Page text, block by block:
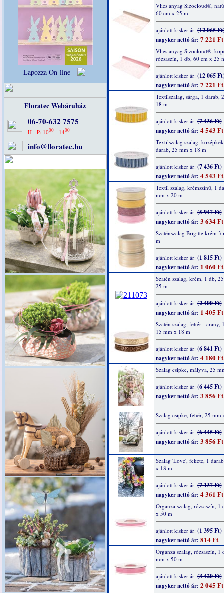
Lapozza On-line
Floratec Webáruház
06-70-632 7575
H - P: 1000 - 1400
info@floratec.hu
Vlies anyag Sizocloud®,
60 cm x 25 m
ajánlott kisker ár:(12 065
nagyker nettó ár: 7 221 Ft
Vlies anyag Sizocloud®,
rózsaszín, 1 db, 60 cm x 25
ajánlott kisker ár:(12 065
nagyker nettó ár: 7 221 Ft
Textilszalag, sárga, 1 darab,
18 m
ajánlott kisker ár:(7 436 Ft)
nagyker nettó ár: 4 543 Ft
Textilszalag szalag,
darab, 25 mm x 18 m
ajánlott kisker ár:(7 436 Ft)
nagyker nettó ár: 4 543 Ft
Textil szalag, krémszínű, 1
mm x 20 m
ajánlott kisker ár:(5 947 Ft)
nagyker nettó ár: 3 634 Ft
Szaténszalag Brigitte krém 3
m
ajánlott kisker ár:(1 815 Ft)
nagyker nettó ár: 1 060 Ft
Szatén szalag, krém, 1 db,
25 m
ajánlott kisker ár:(2 400 Ft)
nagyker nettó ár: 1 405 Ft
Szatén szalag, fehér - arany,
15 mm x 18 m
ajánlott kisker ár:(6 841 Ft)
nagyker nettó ár: 4 180 Ft
Szalag csipke, mályva, 25
ajánlott kisker ár:(6 445 Ft)
nagyker nettó ár: 3 856 Ft
Szalag csipke, fehér, 25 mm
ajánlott kisker ár:(6 445 Ft)
nagyker nettó ár: 3 856 Ft
Szalag 'Love', fekete, 1
x 18 m
ajánlott kisker ár:(7 137 Ft)
nagyker nettó ár: 4 361 Ft
Organza szalag, rózsaszín, 1
x 50 m
ajánlott kisker ár:(1 395 Ft)
nagyker nettó ár: 814 Ft
Organza szalag, rózsaszín, 1
mm x 50 m
ajánlott kisker ár:(3 420 Ft)
nagyker nettó ár: 2 045 Ft